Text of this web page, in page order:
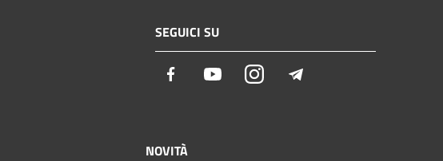
SEGUICI SU
Facebook YoutubeInstagram
NOVITÀ